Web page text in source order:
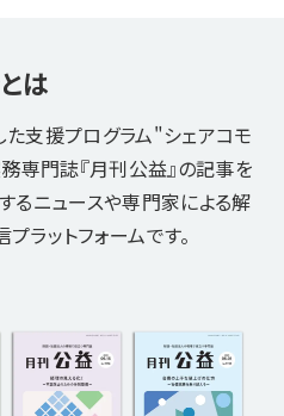
は
支援プログラム"シェアコモ
門誌『月刊公益』の記事を
るニュースや専門家による解
ラットフォームです。